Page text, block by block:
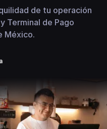
de tu operación
Terminal de Pago
México.